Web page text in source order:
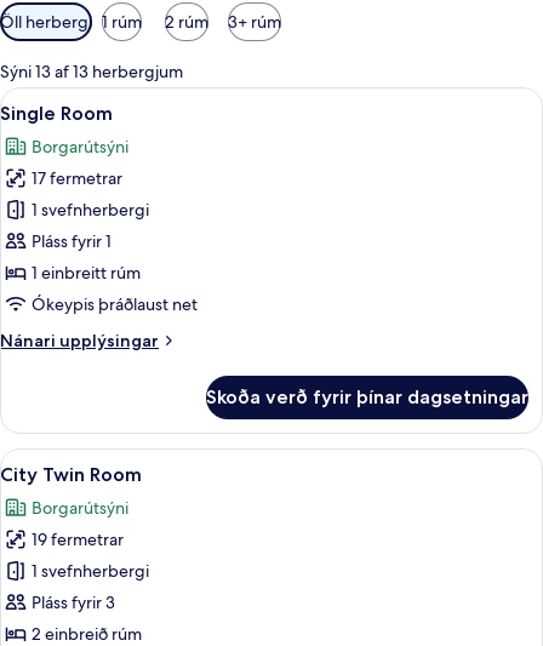
Síur
í
boði
fyrir
herbergi
Öll herbergi 1 rúm 2 rúm 3+ rúm
Sýni 13 af 13 herbergjum
Skoða
allar
myndir
fyrir
Single
Room
Öryggishólf í herbergi, skrifborð,
4
Single Room
Borgarútsýni
17 fermetrar
1 svefnherbergi
Pláss fyrir 1
1 einbreitt rúm
Ókeypis þráðlaust net
Nánari upplýsingar
Nánari
Room
Skoða verð fyrir þínar dagsetningar
Skoða
allar
myndir
fyrir
City
Twin
Room
City Twin Room | Öryggishólf í
4
City Twin Room
Borgarútsýni
19 fermetrar
1 svefnherbergi
Pláss fyrir 3
2 einbreið rúm